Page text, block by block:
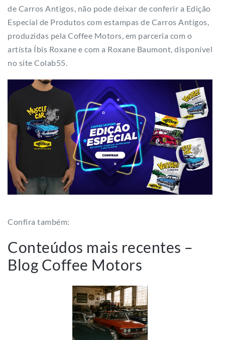
de Carros Antigos, não pode deixar de conferir a Edição
Especial de Produtos com estampas de Carros Antigos,
produzidas pela Coffee Motors, em parceria com o
artísta Íbis Roxane e com a Roxane Baumont, disponível
no site Colab55.
Confira também:
Conteúdos mais recentes –
Blog Coffee Motors